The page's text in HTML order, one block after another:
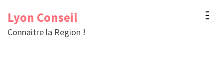
contenu
Lyon Conseil
Connaitre la Region !